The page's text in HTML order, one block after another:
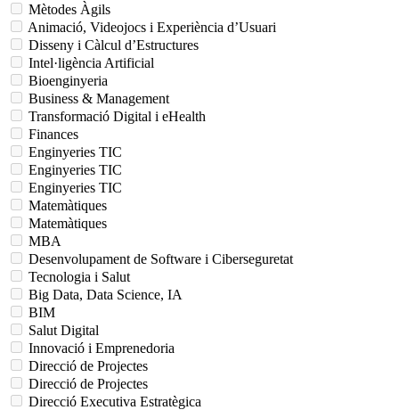
Mètodes Àgils
Animació, Videojocs i Experiència d’Usuari
Disseny i Càlcul d’Estructures
Intel·ligència Artificial
Bioenginyeria
Business & Management
Transformació Digital i eHealth
Finances
Enginyeries TIC
Enginyeries TIC
Enginyeries TIC
Matemàtiques
Matemàtiques
MBA
Desenvolupament de Software i Ciberseguretat
Tecnologia i Salut
Big Data, Data Science, IA
BIM
Salut Digital
Innovació i Emprenedoria
Direcció de Projectes
Direcció de Projectes
Direcció Executiva Estratègica